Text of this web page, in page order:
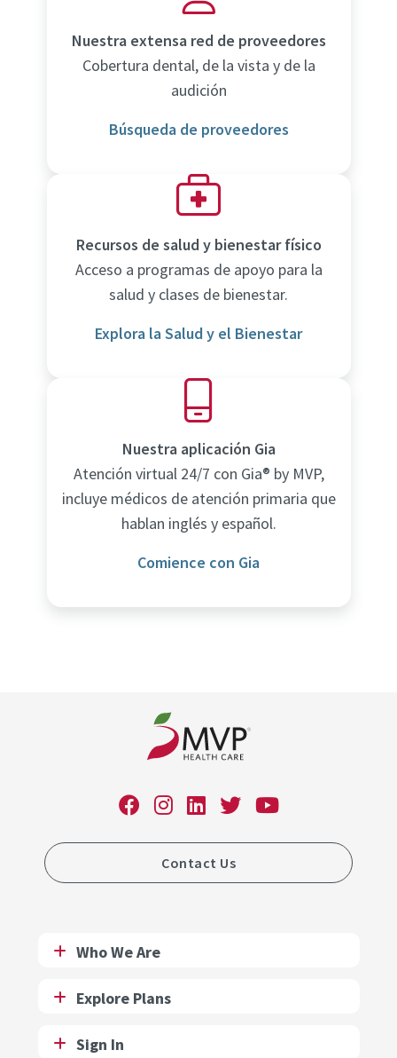
Nuestra extensa red de proveedores
Cobertura dental, de la vista y de la
audición
Búsqueda de proveedores
Recursos de salud y bienestar físico
Acceso a programas de apoyo para la
salud y clases de bienestar.
Explora la Salud y el Bienestar
Nuestra aplicación Gia
Atención virtual 24/7 con Gia® by MVP,
incluye médicos de atención primaria que
hablan inglés y español.
Comience con Gia
Contact Us
Who We Are
Explore Plans
Sign In